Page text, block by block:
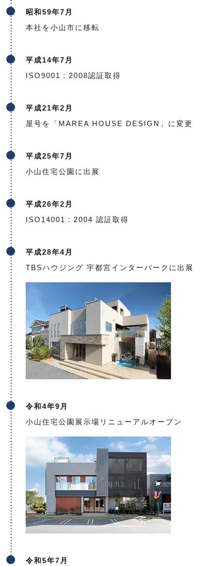
昭和59年7月
本社を小山市に移転
平成14年7月
ISO9001：2008認証取得
平成21年2月
屋号を「MAREA HOUSE DESIGN」に変更
平成25年7月
小山住宅公園に出展
平成26年2月
ISO14001：2004 認証取得
平成28年4月
TBSハウジング 宇都宮インターパークに出展
令和4年9月
小山住宅公園展示場リニューアルオープン
令和5年7月